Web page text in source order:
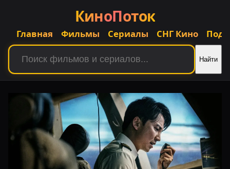
КиноПоток
Главная Фильмы Сериалы СНГ Кино
Найти